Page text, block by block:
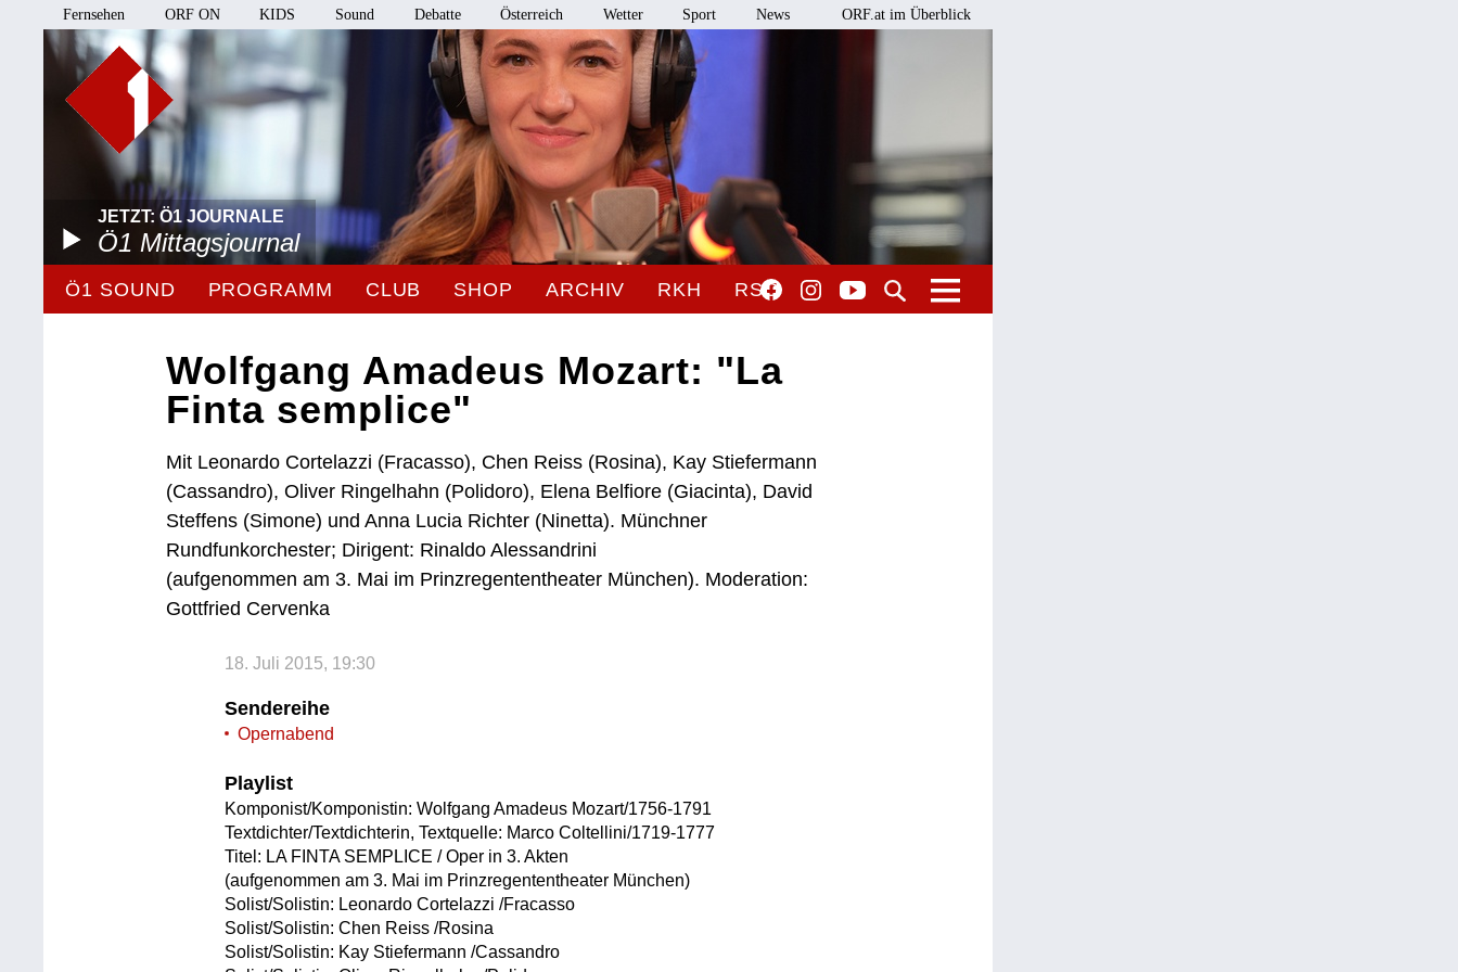
Fernsehen ORF ON KIDS Sound Debatte Österreich Wetter Sport News ORF.at im Überblick
JETZT: Ö1 JOURNALE
Ö1 Mittagsjournal
Ö1 SOUND PROGRAMM CLUB SHOP ARCHIV RKH RSO
Wolfgang Amadeus Mozart: "La
Finta semplice"
Mit Leonardo Cortelazzi (Fracasso), Chen Reiss (Rosina), Kay Stiefermann
(Cassandro), Oliver Ringelhahn (Polidoro), Elena Belfiore (Giacinta), David
Steffens (Simone) und Anna Lucia Richter (Ninetta). Münchner
Rundfunkorchester; Dirigent: Rinaldo Alessandrini
(aufgenommen am 3. Mai im Prinzregententheater München). Moderation:
Gottfried Cervenka
18. Juli 2015, 19:30
Sendereihe
Opernabend
Playlist
Komponist/Komponistin: Wolfgang Amadeus Mozart/1756-1791
Textdichter/Textdichterin, Textquelle: Marco Coltellini/1719-1777
Titel: LA FINTA SEMPLICE / Oper in 3. Akten
(aufgenommen am 3. Mai im Prinzregententheater München)
Solist/Solistin: Leonardo Cortelazzi /Fracasso
Solist/Solistin: Chen Reiss /Rosina
Solist/Solistin: Kay Stiefermann /Cassandro